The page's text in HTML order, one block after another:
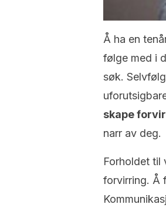
Å ha en
følge med i
søk.
skape
narr av deg.
Forholdet til
forvirring. Å